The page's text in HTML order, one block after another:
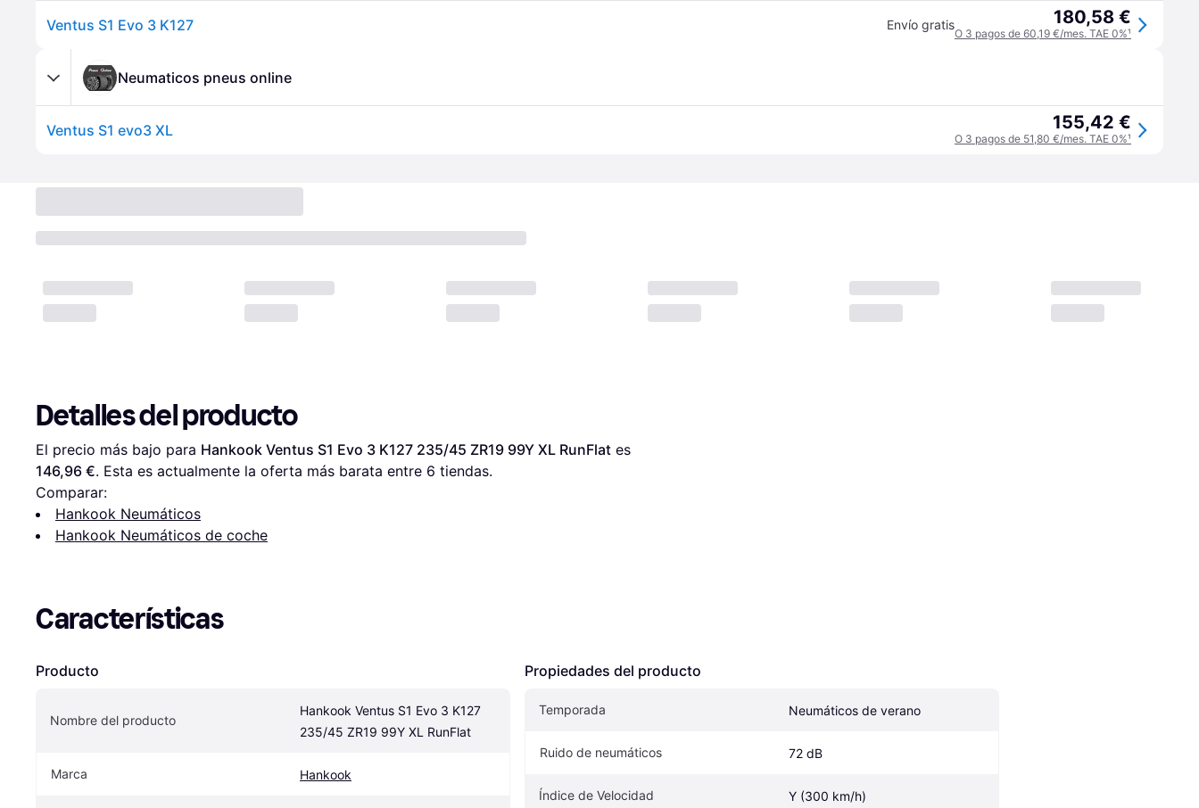
Ventus S1 Evo 3 K127 Envío gratis 180,58 €
O 3 pagos de 60,19 €/mes. TAE 0%¹
Neumaticos pneus online
Ventus S1 evo3 XL 155,42 €
O 3 pagos de 51,80 €/mes. TAE 0%¹
Detalles del producto
El precio más bajo para Hankook Ventus S1 Evo 3 K127 235/45 ZR19 99Y XL RunFlat
146,96 €. Esta es actualmente la oferta más barata entre 6 tiendas.
Comparar:
Hankook Neumáticos
Hankook Neumáticos de coche
Características
Producto
Nombre del producto
Hankook Ventus S1 Evo 3 K127
235/45 ZR19 99Y XL RunFlat
Marca Hankook
Propiedades del producto
Temporada Neumáticos de verano
Ruido de neumáticos 72 dB
Índice de Velocidad Y (300 km/h)